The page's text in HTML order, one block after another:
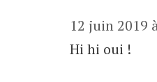
12 juin 2019
Hi hi oui !